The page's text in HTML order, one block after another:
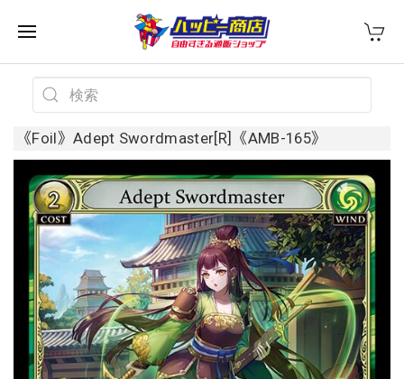
《Foil》Adept Swordmaster[R]《AMB-165》